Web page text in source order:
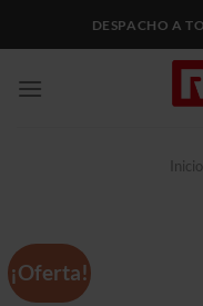
DESPACHO A
Inicio
¡Oferta!